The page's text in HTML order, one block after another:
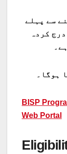
کو 786 پر بھیجنے سے پہلے
کردہ
BISP
Web Portal